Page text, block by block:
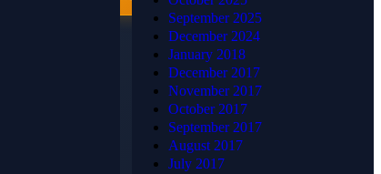
September 2025
December 2024
January 2018
December 2017
November 2017
October 2017
September 2017
August 2017
July 2017
Tentang
HJ
KARPET